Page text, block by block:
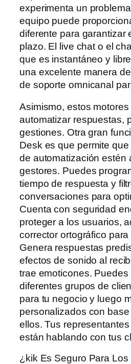
experimenta un
equipo puede
diferente para garantizar
plazo. El live chat o el
que es instantáneo y
una excelente manera
de soporte omnicanal
Asimismo, estos motores
automatizar respuestas,
gestiones. Otra gran
Desk es que permite
de automatización estén
gestores. Puedes
tiempo de respuesta y
conversaciones para
Cuenta con seguridad
proteger a los usuarios,
corrector ortográfico
Genera respuestas
efectos de sonido al
trae emoticones. Puedes
diferentes grupos de
para tu negocio y luego
personalizados con
ellos. Tus
están hablando con tus
¿kik Es Seguro Para Los